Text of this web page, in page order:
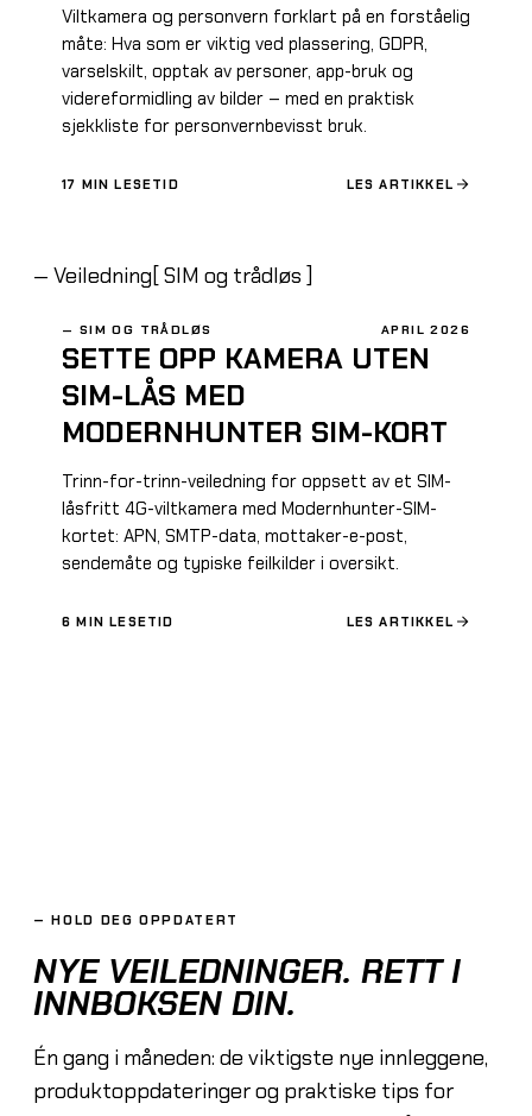
Viltkamera og personvern forklart på en forståelig
måte: Hva som er viktig ved plassering, GDPR,
varselskilt, opptak av personer, app-bruk og
videreformidling av bilder – med en praktisk
sjekkliste for personvernbevisst bruk.
17 MIN LESETID LES ARTIKKEL
— Veiledning[SIM og trådløs ]
— SIM OG TRÅDLØS APRIL 2026
SETTE OPP KAMERA UTEN
SIM-LÅS MED
MODERNHUNTER SIM-KORT
Trinn-for-trinn-veiledning for oppsett av et SIM-
låsfritt 4G-viltkamera med Modernhunter-SIM-
kortet: APN, SMTP-data, mottaker-e-post,
sendemåte og typiske feilkilder i oversikt.
6 MIN LESETID LES ARTIKKEL
—HOLD DEG OPPDATERT
NYE VEILEDNINGER. RETT I
INNBOKSEN DIN.
Én gang i måneden: de viktigste nye innleggene,
produktoppdateringer og praktiske tips for